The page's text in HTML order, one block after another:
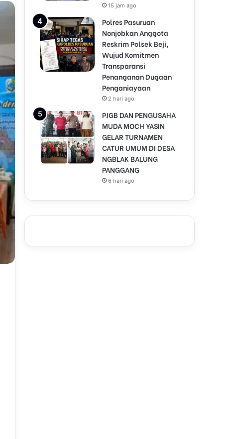
15 jam ago
Polres Pasuruan
Nonjobkan Anggota
Reskrim Polsek Beji,
Wujud Komitmen
Transparansi
Penanganan Dugaan
Penganiayaan
2 hari ago
PJGB DAN PENGUSAHA
MUDA MOCH YASIN
GELAR TURNAMEN
CATUR UMUM DI DESA
NGBLAK BALUNG
PANGGANG
6 hari ago